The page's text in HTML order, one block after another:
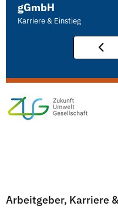
gGmbH
Karriere & Einstieg
Arbeitgeber, Karriere